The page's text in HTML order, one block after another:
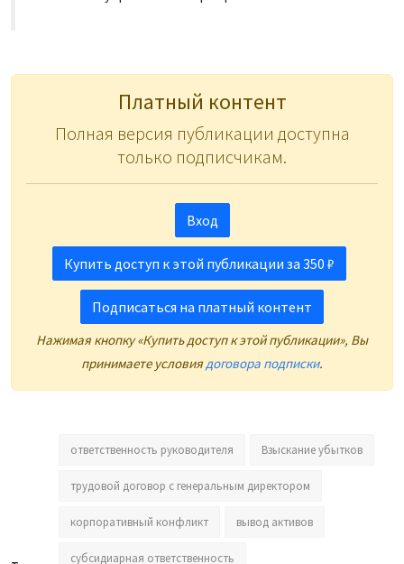
Платный контент
Полная версия публикации доступна
только подписчикам.
Вход
Купить доступ к этой публикации за 350 ₽
Подписаться на платный контент
Нажимая кнопку «Купить доступ к этой публикации», Вы
принимаете условия договора подписки.
ответственность руководителя Взыскание убытков
трудовой договор с генеральным директором
корпоративный конфликт вывод активов
субсидиарная ответственность